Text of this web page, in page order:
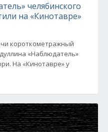
челябинского
на «Кинотавре»
короткометражный
«Наблюдатель»
На «Кинотавре» у